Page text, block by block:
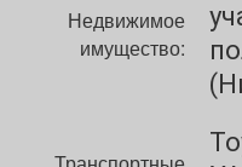
Недвижимое
имущество: